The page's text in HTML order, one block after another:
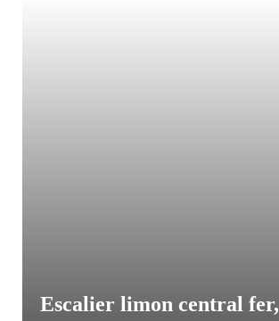
Escalier limon central fer,